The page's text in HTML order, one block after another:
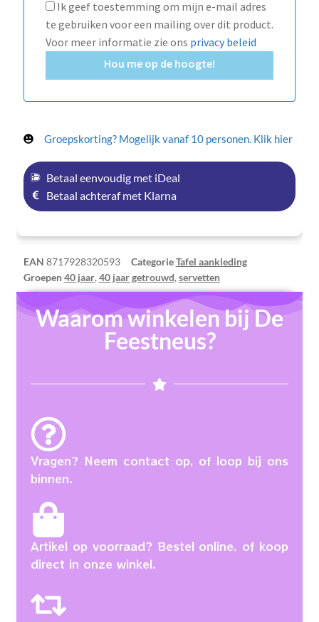
Ik geef toestemming om mijn e-mail adres
te gebruiken voor een mailing over dit product.
Voor meer informatie zie ons privacy beleid
Hou me op de hoogte!
Groepskorting? Mogelijk vanaf 10 personen. Klik hier
Betaal eenvoudig met iDeal
Betaal achteraf met Klarna
EAN 8717928320593 CategorieTafel aankleding
Groepen40 jaar, 40 jaar getrouwd, servetten
Waarom winkelen bij De
Feestneus?
Vragen? Neem contact op, of loop bij ons
binnen.
Artikel op voorraad? Bestel online, of koop
direct in onze winkel.